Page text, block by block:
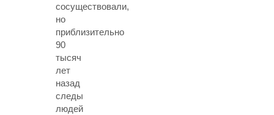
сосуществовали,
но
приблизительно
90
тысяч
лет
назад
следы
людей